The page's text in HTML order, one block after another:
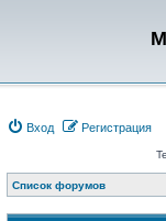
Вход Регистрация
Список форумов